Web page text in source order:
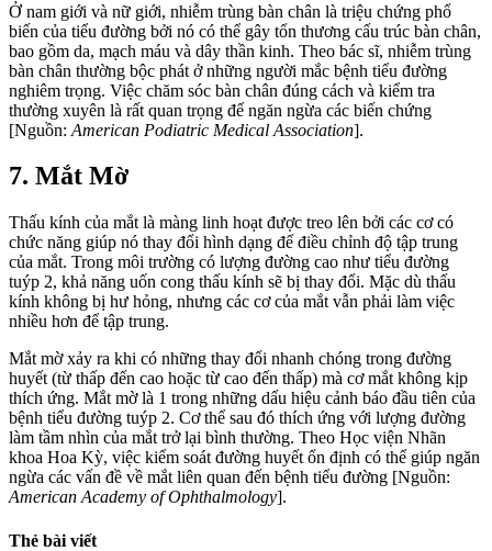
Ở nam giới và nữ giới, nhiễm trùng bàn chân là triệu chứng phổ
biến của tiểu đường bởi nó có thể gây tổn thương cấu trúc bàn chân,
bao gồm da, mạch máu và dây thần kinh. Theo bác sĩ, nhiễm trùng
bàn chân thường bộc phát ở những người mắc bệnh tiểu đường
nghiêm trọng. Việc chăm sóc bàn chân đúng cách và kiểm tra
thường xuyên là rất quan trọng để ngăn ngừa các biến chứng
[Nguồn: American Podiatric Medical Association].
7. Mắt Mờ
Thấu kính của mắt là màng linh hoạt được treo lên bởi các cơ có
chức năng giúp nó thay đổi hình dạng để điều chỉnh độ tập trung
của mắt. Trong môi trường có lượng đường cao như tiểu đường
tuýp 2, khả năng uốn cong thấu kính sẽ bị thay đổi. Mặc dù thấu
kính không bị hư hỏng, nhưng các cơ của mắt vẫn phải làm việc
nhiều hơn để tập trung.
Mắt mờ xảy ra khi có những thay đổi nhanh chóng trong đường
huyết (từ thấp đến cao hoặc từ cao đến thấp) mà cơ mắt không kịp
thích ứng. Mắt mờ là 1 trong những dấu hiệu cảnh báo đầu tiên của
bệnh tiểu đường tuýp 2. Cơ thể sau đó thích ứng với lượng đường
làm tầm nhìn của mắt trở lại bình thường. Theo Học viện Nhãn
khoa Hoa Kỳ, việc kiểm soát đường huyết ổn định có thể giúp ngăn
ngừa các vấn đề về mắt liên quan đến bệnh tiểu đường [Nguồn:
American Academy of Ophthalmology].
Thẻ bài viết